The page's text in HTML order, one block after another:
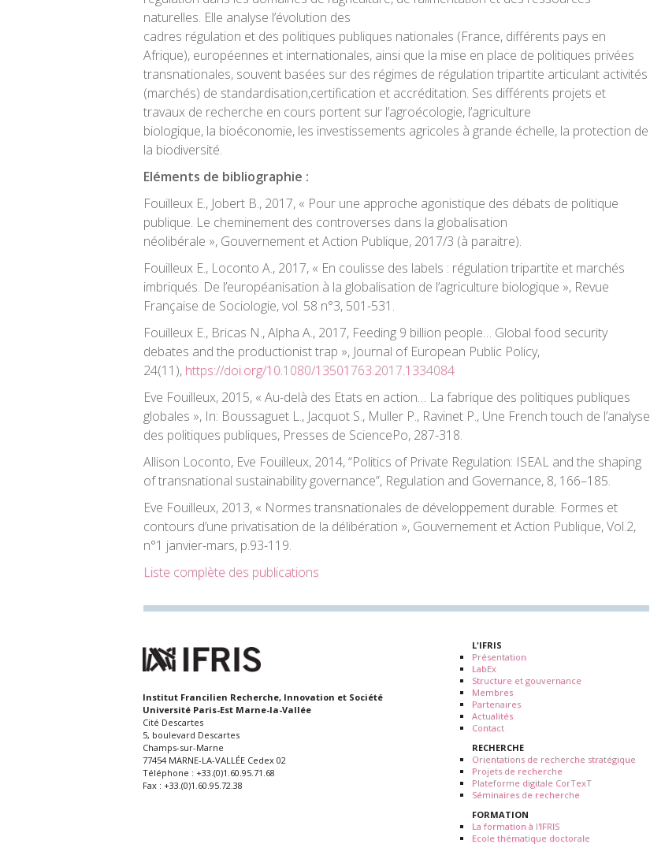
naturelles. Elle analyse l’évolution des
cadres régulation et des politiques publiques nationales (France, différents pays en
Afrique), européennes et internationales, ainsi que la mise en place de politiques privées
transnationales, souvent basées sur des régimes de régulation tripartite articulant activités
(marchés) de standardisation,certification et accréditation. Ses différents projets et
travaux de recherche en cours portent sur l’agroécologie, l’agriculture
biologique, la bioéconomie, les investissements agricoles à grande échelle, la protection de
la biodiversité.
Eléments de bibliographie :
Fouilleux E., Jobert B., 2017, « Pour une approche agonistique des débats de politique
publique. Le cheminement des controverses dans la globalisation
néolibérale », Gouvernement et Action Publique, 2017/3 (à paraitre).
Fouilleux E., Loconto A., 2017, « En coulisse des labels : régulation tripartite et marchés
imbriqués. De l’européanisation à la globalisation de l’agriculture biologique », Revue
Française de Sociologie, vol. 58 n°3, 501-531.
Fouilleux E., Bricas N., Alpha A., 2017, Feeding 9 billion people… Global food security
debates and the productionisttrap », Journal of European Public Policy,
24(11), https://doi.org/10.1080/13501763.2017.1334084
Eve Fouilleux, 2015, « Au-delà des Etats en action… La fabrique des politiques publiques
globales », In: Boussaguet L., Jacquot S., Muller P., Ravinet P., Une French touch de l’analyse
des politiques publiques, Presses de SciencePo, 287-318.
Allison Loconto, Eve Fouilleux, 2014, “Politics of Private Regulation: ISEAL and the shaping
of transnational sustainability governance”, Regulation and Governance, 8, 166–185.
Eve Fouilleux, 2013, « Normes transnationales de développement durable. Formes et
contours d’une privatisation de la délibération », Gouvernement et Action Publique, Vol.2,
n°1 janvier-mars, p.93-119.
Liste complète des publications
Institut Francilien Recherche, Innovation et Société
Université Paris-Est Marne-la-Vallée
Cité Descartes
5, boulevard Descartes
Champs-sur-Marne
77454 MARNE-LA-VALLÉE Cedex 02
Téléphone : +33.(0)1.60.95.71.68
Fax : +33.(0)1.60.95.72.38
L'IFRIS
Présentation
LabEx
Structure et gouvernance
Membres
Partenaires
Actualités
Contact
RECHERCHE
Orientations de recherche stratégique
Projets de recherche
Plateforme digitale CorTexT
Séminaires de recherche
FORMATION
La formation à l'IFRIS
Ecole thématique doctorale